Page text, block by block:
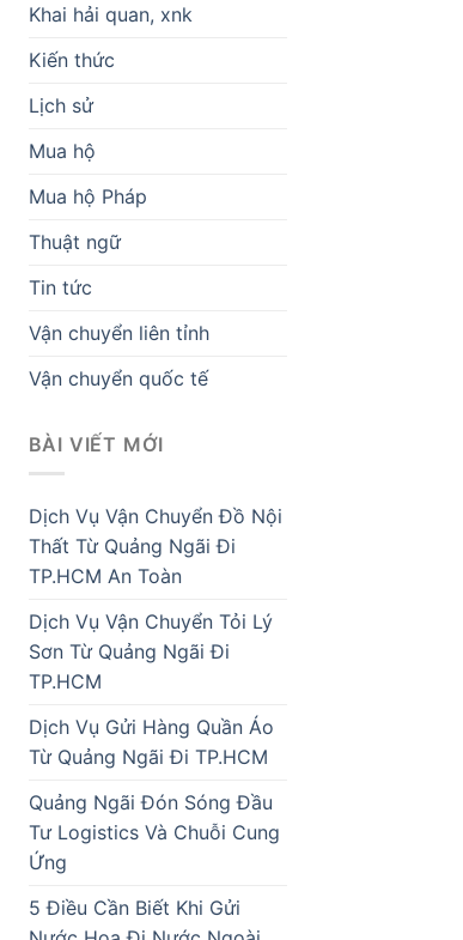
Khai hải quan, xnk
Kiến thức
Lịch sử
Mua hộ
Mua hộ Pháp
Thuật ngữ
Tin tức
Vận chuyển liên tỉnh
Vận chuyển quốc tế
BÀI VIẾT MỚI
Dịch Vụ Vận Chuyển Đồ Nội
Thất Từ Quảng Ngãi Đi
TP.HCM An Toàn
Dịch Vụ Vận Chuyển Tỏi Lý
Sơn Từ Quảng Ngãi Đi
TP.HCM
Dịch Vụ Gửi Hàng Quần Áo
Từ Quảng Ngãi Đi TP.HCM
Quảng Ngãi Đón Sóng Đầu
Tư Logistics Và Chuỗi Cung
Ứng
5 Điều Cần Biết Khi Gửi